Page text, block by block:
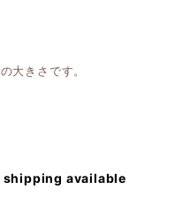
大きさです。
available